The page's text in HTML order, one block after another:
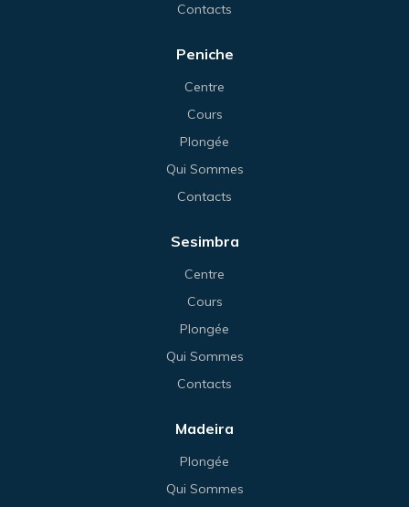
Contacts
Peniche
Centre
Cours
Plongée
Qui Sommes
Contacts
Sesimbra
Centre
Cours
Plongée
Qui Sommes
Contacts
Madeira
Plongée
Qui Sommes